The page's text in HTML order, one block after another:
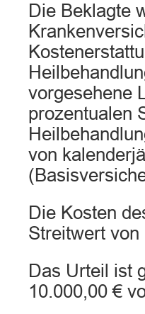
Die Beklagte
vorgesehene
prozentualen
von
Die Kosten
Streitwert von
Das Urteil ist
10.000,00 €